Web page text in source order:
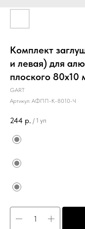
Комплект
и левая) для
плоского
GART
Артикул: АФПП-К-8010-Ч
244 р. / 1 уп